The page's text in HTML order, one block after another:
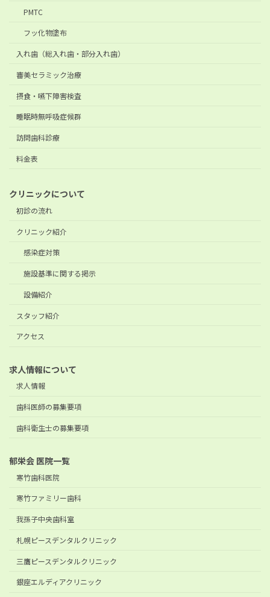
PMTC
フッ化物塗布
入れ歯（総入れ歯・部分入れ歯）
審美セラミック治療
摂食・嚥下障害検査
睡眠時無呼吸症候群
訪問歯科診療
料金表
クリニックについて
初診の流れ
クリニック紹介
感染症対策
施設基準に関する掲示
設備紹介
スタッフ紹介
アクセス
求人情報について
求人情報
歯科医師の募集要項
歯科衛生士の募集要項
郁栄会 医院一覧
寒竹歯科医院
寒竹ファミリー歯科
我孫子中央歯科室
札幌ピースデンタルクリニック
三鷹ピースデンタルクリニック
銀座エルディアクリニック